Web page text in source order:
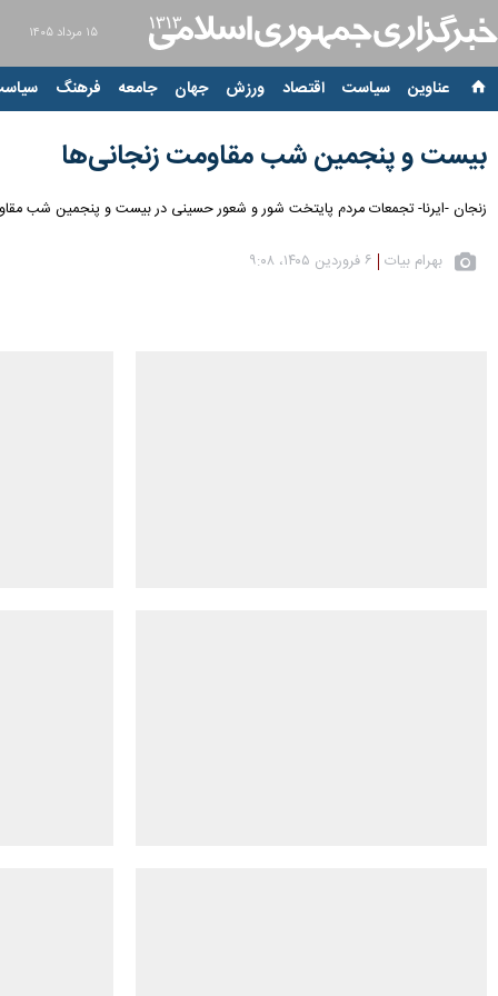
۱۵ مرداد ۱۴۰۵
عناوین‌ سیاست اقتصاد ورزش جهان جامعه فرهنگ
بیست‌ و پنجمین شب مقاومت زنجانی‌ها
زنجان -ایرنا- تجمعات مردم پایتخت شور و شعور حسینی در بیست و پنجمین شب
بهرام بیات ۶ فروردین ۱۴۰۵، ۹:۰۸